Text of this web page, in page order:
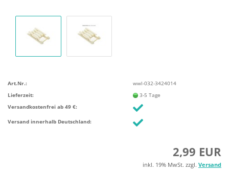
Art.Nr.:
wwl-032-3424014
Lieferzeit:
3-5 Tage
Versandkostenfrei ab 49 €:
Versand innerhalb Deutschland:
2,99 EUR
inkl. 19% MwSt. zzgl. Versand